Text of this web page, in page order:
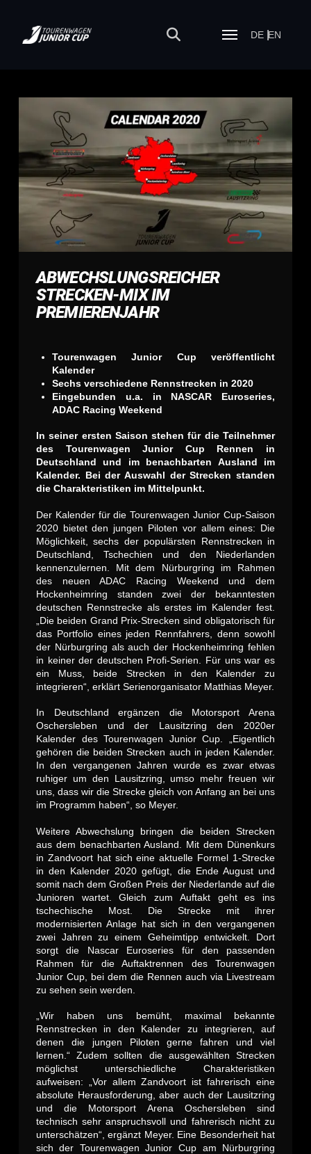
DE EN
ABWECHSLUNGSREICHER
STRECKEN-MIX IM
PREMIERENJAHR
Tourenwagen Junior Cup veröffentlicht
Kalender
Sechs verschiedene Rennstrecken in 2020
Eingebunden u.a. in NASCAR Euroseries,
ADAC Racing Weekend
In seiner ersten Saison stehen für die Teilnehmer
des Tourenwagen Junior Cup Rennen in
Deutschland und im benachbarten Ausland im
Kalender. Bei der Auswahl der Strecken standen
die Charakteristiken im Mittelpunkt.
Der Kalender für die Tourenwagen Junior Cup-Saison
2020 bietet den jungen Piloten vor allem eines: Die
Möglichkeit, sechs der populärsten Rennstrecken in
Deutschland, Tschechien und den Niederlanden
kennenzulernen. Mit dem Nürburgring im Rahmen
des neuen ADAC Racing Weekend und dem
Hockenheimring standen zwei der bekanntesten
deutschen Rennstrecke als erstes im Kalender fest.
„Die beiden Grand Prix-Strecken sind obligatorisch für
das Portfolio eines jeden Rennfahrers, denn sowohl
der Nürburgring als auch der Hockenheimring fehlen
in keiner der deutschen Profi-Serien. Für uns war es
ein Muss, beide Strecken in den Kalender zu
integrieren“, erklärt Serienorganisator Matthias Meyer.
In Deutschland ergänzen die Motorsport Arena
Oschersleben und der Lausitzring den 2020er
Kalender des Tourenwagen Junior Cup. „Eigentlich
gehören die beiden Strecken auch in jeden Kalender.
In den vergangenen Jahren wurde es zwar etwas
ruhiger um den Lausitzring, umso mehr freuen wir
uns, dass wir die Strecke gleich von Anfang an bei uns
im Programm haben“, so Meyer.
Weitere Abwechslung bringen die beiden Strecken
aus dem benachbarten Ausland. Mit dem Dünenkurs
in Zandvoort hat sich eine aktuelle Formel 1-Strecke
in den Kalender 2020 gefügt, die Ende August und
somit nach dem Großen Preis der Niederlande auf die
Junioren wartet. Gleich zum Auftakt geht es ins
tschechische Most. Die Strecke mit ihrer
modernisierten Anlage hat sich in den vergangenen
zwei Jahren zu einem Geheimtipp entwickelt. Dort
sorgt die Nascar Euroseries für den passenden
Rahmen für die Auftaktrennen des Tourenwagen
Junior Cup, bei dem die Rennen auch via Livestream
zu sehen sein werden.
„Wir haben uns bemüht, maximal bekannte
Rennstrecken in den Kalender zu integrieren, auf
denen die jungen Piloten gerne fahren und viel
lernen.“ Zudem sollten die ausgewählten Strecken
möglichst unterschiedliche Charakteristiken
aufweisen: „Vor allem Zandvoort ist fahrerisch eine
absolute Herausforderung, aber auch der Lausitzring
und die Motorsport Arena Oschersleben sind
technisch sehr anspruchsvoll und fahrerisch nicht zu
unterschätzen“, ergänzt Meyer. Eine Besonderheit hat
sich der Tourenwagen Junior Cup am Nürburgring